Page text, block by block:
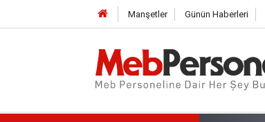
Manşetler Günün Haberleri